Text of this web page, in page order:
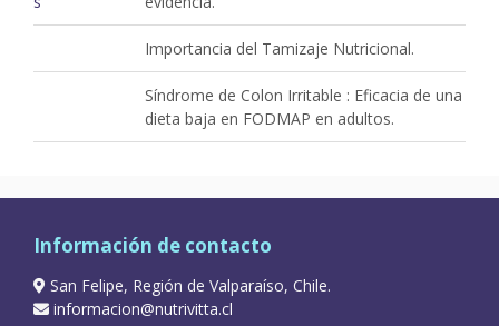
Importancia del Tamizaje Nutricional.
Síndrome de Colon Irritable : Eficacia de una
dieta baja en FODMAP en adultos.
Información de contacto
San Felipe, Región de Valparaíso, Chile.
informacion@nutrivitta.cl